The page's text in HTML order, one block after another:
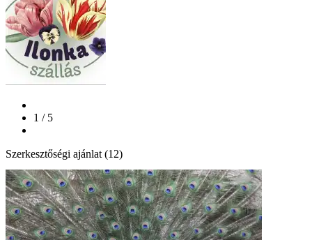
1 / 5
Szerkesztőségi ajánlat (12)